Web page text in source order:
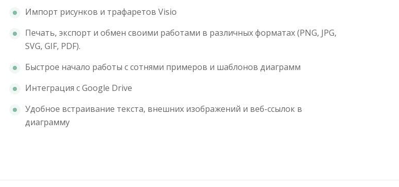
Импорт рисунков и трафаретов Visio
Печать, экспорт и обмен своими работами в различных форматах (PNG, JPG,
SVG, GIF, PDF).
Быстрое начало работы с сотнями примеров и шаблонов диаграмм
Интеграция с Google Drive
Удобное встраивание текста, внешних изображений и веб-ссылок в
диаграмму